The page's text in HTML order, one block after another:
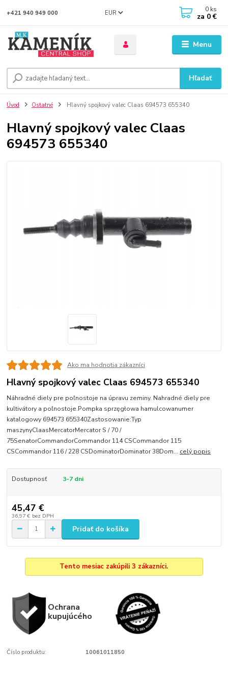
Menu
EUR
Hľadať
+421 940 949 000 0 ks
za 0 €
Úvod Ostatné Hlavný spojkový valec Claas 694573 655340
Hlavný spojkový valec Claas
694573 655340
Ako ma hodnotia zákazníci
Hlavný spojkový valec Claas 694573 655340
Náhradné diely pre poľnostoje na úpravu zeminy. Nahradné diely pre
kultivátory a poľnostoje.Pompka sprzęgłowa hamulcowanumer
katalogowy 694573 655340Zastosowanie:Typ
maszynyClaasMercatorMercator S / 70 /
75SenatorCommandorCommandor 114 CSCommandor 115
CSCommandor 116 / 228 CSDominatorDominator 38Dom... celý popis
Dostupnosť 3-7 dni
45,47 €
36,97 € bez DPH
Pridať do košíka
Tento mesiac zakúpili 3 zákazníci.
Ochrana
kupujúcého
Číslo produktu: 10061011850